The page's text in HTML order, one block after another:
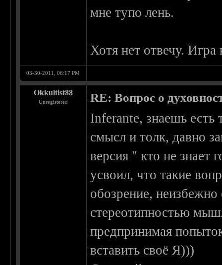
мне тупо лень.
Хотя нет отвечу. Игра
03-30-2011, 06:17 PM
Okkultist88
Unregistered RE: Вопрос о
Inferante, знаешь есть
смысл и толк, давно
версия " кто не знает
усвоил, что такие
обозрение,
стереотипностью
предпринимая
вставить своё Я)))